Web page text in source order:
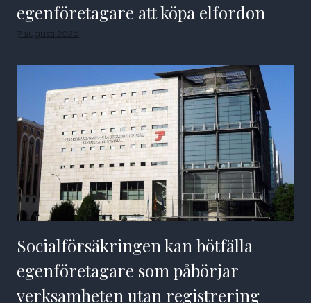
egenföretagare att köpa elfordon
7 augusti 2026
Socialförsäkringen kan bötfälla
egenföretagare som påbörjar
verksamheten utan registrering